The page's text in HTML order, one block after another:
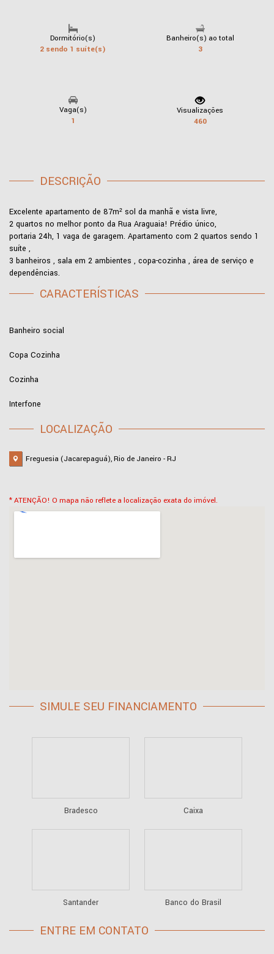
Dormitório(s)
2 sendo 1 suíte(s)
Banheiro(s) ao total
3
Vaga(s)
1
Visualizações
460
DESCRIÇÃO
Excelente apartamento de 87m² sol da manhã e vista livre,
2 quartos no melhor ponto da Rua Araguaia! Prédio único,
portaria 24h, 1 vaga de garagem. Apartamento com 2 quartos sendo 1
suíte ,
3 banheiros , sala em 2 ambientes , copa-cozinha , área de serviço e
dependências.
CARACTERÍSTICAS
Banheiro social
Copa Cozinha
Cozinha
Interfone
LOCALIZAÇÃO
Freguesia (Jacarepaguá), Rio de Janeiro - RJ
* ATENÇÃO! O mapa não reflete a localização exata do imóvel.
SIMULE SEU FINANCIAMENTO
Bradesco Caixa
Santander Banco do Brasil
ENTRE EM CONTATO